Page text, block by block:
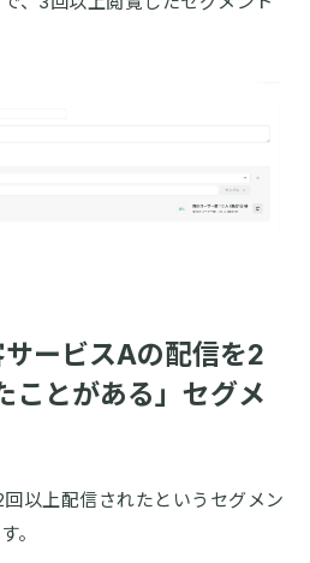
ービスAの配信を2
ことがある」セグメ
以上配信されたというセグメン
。